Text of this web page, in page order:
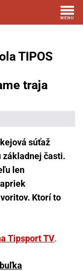
TIPOS
traja
súťaž
základnej časti.
len
Ktorí to
Tipsport TV.